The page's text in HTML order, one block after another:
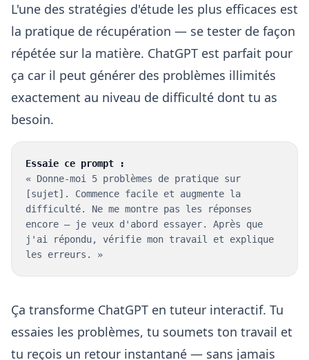
L'une des stratégies d'étude les plus efficaces est
la pratique de récupération — se tester de façon
répétée sur la matière. ChatGPT est parfait pour
ça car il peut générer des problèmes illimités
exactement au niveau de difficulté dont tu as
besoin.
Essaie ce prompt :
« Donne-moi 5 problèmes de pratique sur
[sujet]. Commence facile et augmente la
difficulté. Ne me montre pas les réponses
encore — je veux d'abord essayer. Après que
j'ai répondu, vérifie mon travail et explique
les erreurs. »
Ça transforme ChatGPT en tuteur interactif. Tu
essaies les problèmes, tu soumets ton travail et
tu reçois un retour instantané — sans jamais